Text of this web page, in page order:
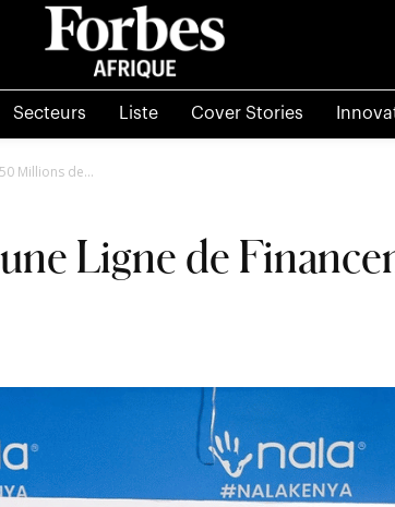
Secteurs Liste Cover Stories
Millions de...
Ligne de